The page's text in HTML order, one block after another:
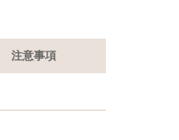
注意事項